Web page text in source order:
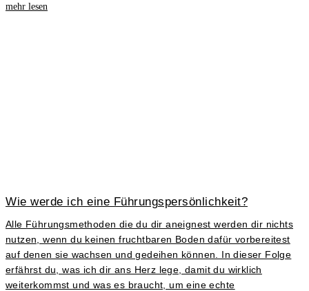
mehr lesen
Wie werde ich eine Führungspersönlichkeit?
Alle Führungsmethoden die du dir aneignest werden dir nichts
nutzen, wenn du keinen fruchtbaren Boden dafür vorbereitest
auf denen sie wachsen und gedeihen können. In dieser Folge
erfährst du, was ich dir ans Herz lege, damit du wirklich
weiterkommst und was es braucht, um eine echte